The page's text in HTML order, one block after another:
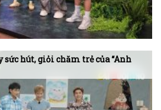
hút, giỏi chăm trẻ của “Anh